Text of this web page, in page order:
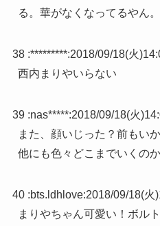
る。華がなくなってるやん
38 :*********:2018/09/18(火
西内まりやいらない
39 :nas*****:2018/09/18(火
また、顔いじった？前もい
他にも色々どこまでいくの
40 :bts.ldhlove:2018/09/18(火
まりやちゃん可愛い！ボル